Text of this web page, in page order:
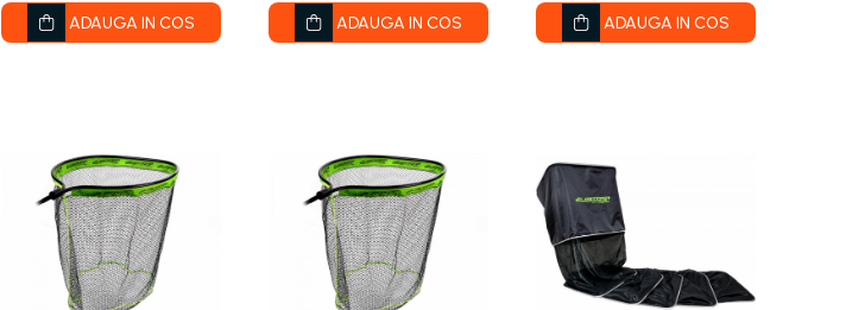
ADAUGA IN COS ADAUGA IN COS ADAUGA IN COS